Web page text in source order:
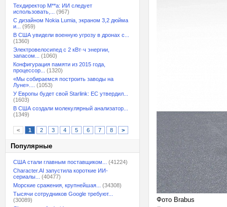
Техдиректор M**a: ИИ следует
использовать,...
(967)
С дизайном Nokia Lumia, экраном 3,2 дюйма
и...
(959)
В США увидели военную угрозу в дронах с...
(1360)
Электровелосипед с 2 кВт·ч энергии,
запасом...
(1060)
Конфигурация памяти из 2015 года,
процессор...
(1320)
«Мы собираемся построить заводы на
Луне»....
(1053)
У Европы будет свой Starlink: ЕС утвердил...
(1603)
В США создали молекулярный анализатор...
(1349)
< 1 2 3 4 5 6 7 8 >
Популярные
США стали главным поставщиком...
(41224)
Character.AI запустила короткие ИИ-
сериалы...
(40477)
Морские сражения, крупнейшая...
(34308)
Тысячи сотрудников Google требуют...
(30089)
Фото Brabus